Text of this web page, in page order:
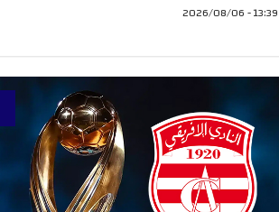
13:39 - 2026/08/06